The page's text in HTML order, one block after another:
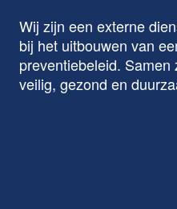
Wij zijn een externe
bij het uitbouwen van
preventiebeleid.
veilig, gezond en